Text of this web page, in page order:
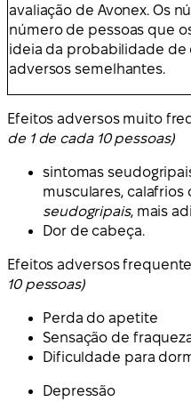
avaliação de Avonex. Os
número de pessoas que
ideia da probabilidade
adversos semelhantes.
Efeitos adversos muito
de 1 de cada 10 pessoas)
sintomas
musculares, calafrios
seudogripais, mais
Dor de cabeça.
Efeitos adversos
10 pessoas)
Perda do apetite
Sensação de
Dificuldade para
Depressão